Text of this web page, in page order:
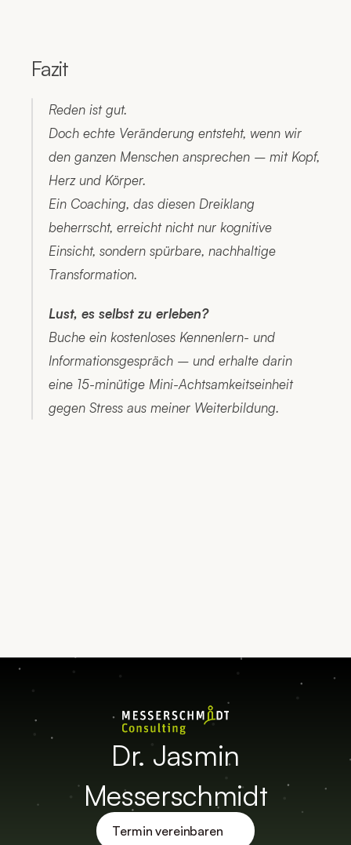
Fazit
Reden ist gut.
Doch echte Veränderung entsteht, wenn wir
den ganzen Menschen ansprechen – mit Kopf,
Herz und Körper.
Ein Coaching, das diesen Dreiklang
beherrscht, erreicht nicht nur kognitive
Einsicht, sondern spürbare, nachhaltige
Transformation.
Lust, es selbst zu erleben?
Buche ein kostenloses Kennenlern- und
Informationsgespräch – und erhalte darin
eine 15-minütige Mini-Achtsamkeitseinheit
gegen Stress aus meiner Weiterbildung.
Dr. Jasmin
Messerschmidt
Termin vereinbaren